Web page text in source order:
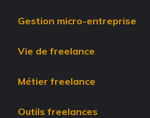
Gestion micro-entreprise
Vie de freelance
Métier freelance
Outils freelances